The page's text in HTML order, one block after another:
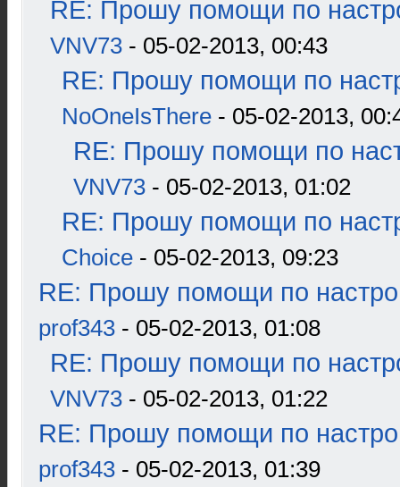
RE: Прошу помощи по
VNV73 - 05-02-2013, 00:43
RE: Прошу помощи по
NoOneIsThere - 05-02-2013,
RE: Прошу помощи по
VNV73 - 05-02-2013, 01:02
RE: Прошу помощи по
Choice - 05-02-2013, 09:23
RE: Прошу помощи по
prof343 - 05-02-2013, 01:08
RE: Прошу помощи по
VNV73 - 05-02-2013, 01:22
RE: Прошу помощи по
prof343 - 05-02-2013, 01:39